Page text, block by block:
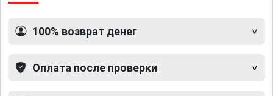
100% возврат денег
Оплата после проверки